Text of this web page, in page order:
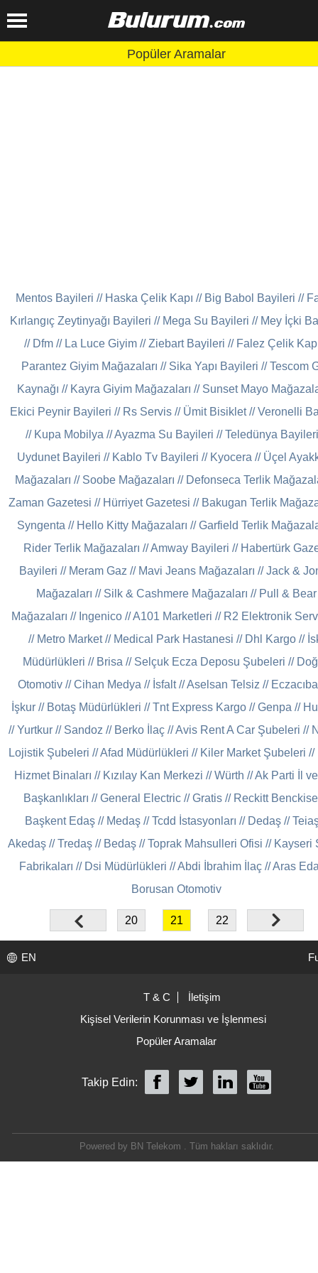
Popüler Aramalar
Mentos Bayileri // Haska Çelik Kapı // Big Babol Bayileri //
Kırlangıç Zeytinyağı Bayileri // Mega Su Bayileri // Mey İçki
// Dfm // La Luce Giyim //Ziebart Bayileri // Falez Çelik
Parantez Giyim Mağazaları // Sika Yapı Bayileri //Tescom
Kaynağı // Kayra Giyim Mağazaları // Sunset Mayo
Ekici Peynir Bayileri // Rs Servis // Ümit Bisiklet //Veronelli
// Kupa Mobilya //Ayazma Su Bayileri //Teledünya Bayileri
Uydunet Bayileri // Kablo Tv Bayileri // Kyocera // Üçel
Mağazaları // Soobe Mağazaları // Defonseca Terlik
Zaman Gazetesi // Hürriyet Gazetesi // Bakugan Terlik
Syngenta // Hello Kitty Mağazaları //Garfield Terlik
Rider Terlik Mağazaları //Amway Bayileri // Habertürk
Bayileri // Meram Gaz // Mavi Jeans Mağazaları //Jack &
Mağazaları // Silk & Cashmere Mağazaları // Pull & Bear
Mağazaları // Ingenico //A101 Marketleri // R2 Elektronik
// Metro Market // Medical Park Hastanesi // Dhl Kargo //
Müdürlükleri // Brisa // Selçuk Ecza Deposu Şubeleri //
Otomotiv //Cihan Medya // İsfalt //Aselsan Telsiz //
İşkur // Botaş Müdürlükleri //Tnt Express Kargo //Genpa //
//Yurtkur // Sandoz // Berko İlaç //Avis Rent A Car Şubeleri //
Lojistik Şubeleri //Afad Müdürlükleri // Kiler Market Şubeleri //
Hizmet Binaları // Kızılay Kan Merkezi //Würth //Ak Parti İl
Başkanlıkları //General Electric //Gratis // Reckitt
Başkent Edaş // Medaş //Tcdd İstasyonları // Dedaş //
Akedaş //Tredaş // Bedaş //Toprak Mahsulleri Ofisi // Kayseri
Fabrikaları // Dsi Müdürlükleri //Abdi İbrahim İlaç //Aras
Borusan Otomotiv
20 21 22
EN
T & C
İletişim
Kişisel Verilerin Korunması ve İşlenmesi
Popüler Aramalar
Takip Edin:
Powered by BN Telekom . Tüm hakları saklıdır.